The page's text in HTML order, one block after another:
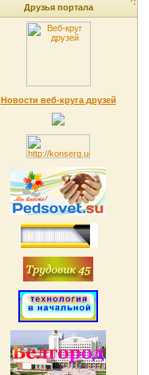
Друзья портала
Новости веб-круга друзей